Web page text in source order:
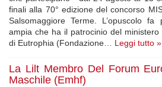
finali alla 70° edizione del concorso
Salsomaggiore Terme. L’opuscolo fa
ampia che ha il patrocinio del
di Eutrophia (Fondazione… Leggi tutto »
La Lilt Membro Del Forum
Maschile (Emhf)